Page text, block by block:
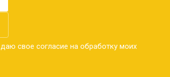
свое согласие на обработку моих